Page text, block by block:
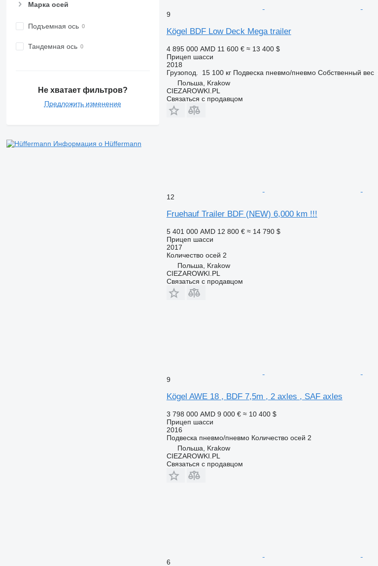
Марка осей
Подъемная ось
Тандемная ось
Не хватает фильтров?
Предложить изменение
Информация о Hüffermann
9
Kögel BDF Low Deck Mega trailer
4 895 000 AMD 11 600 € ≈ 13 400 $
Прицеп шасси
2018
Грузопод.
15 100 кг Подвеска пневмо/пневмо Собственный вес
Польша, Krakow
CIEZAROWKI.PL
Связаться с продавцом
12
Fruehauf Trailer BDF (NEW) 6,000 km !!!
5 401 000 AMD 12 800 € ≈ 14 790 $
Прицеп шасси
2017
Количество осей 2
Польша, Krakow
CIEZAROWKI.PL
Связаться с продавцом
9
Kögel AWE 18 , BDF 7,5m , 2 axles , SAF axles
3 798 000 AMD 9 000 € ≈ 10 400 $
Прицеп шасси
2016
Подвеска пневмо/пневмо Количество осей 2
Польша, Krakow
CIEZAROWKI.PL
Связаться с продавцом
6